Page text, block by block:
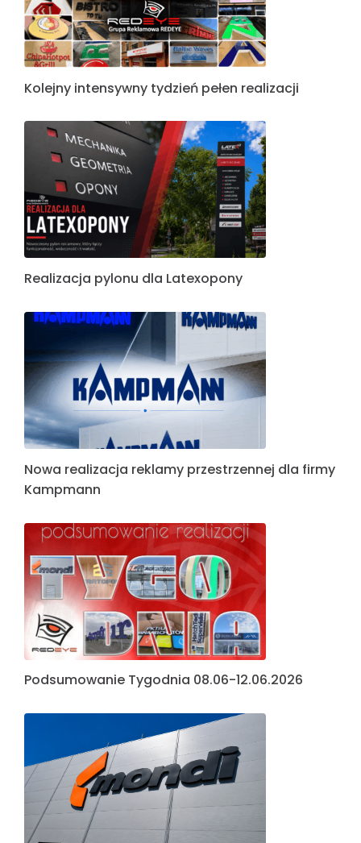
Kolejny intensywny tydzień pełen realizacji
Realizacja pylonu dla Latexopony
Nowa realizacja reklamy przestrzennej dla firmy
Kampmann
Podsumowanie Tygodnia 08.06-12.06.2026